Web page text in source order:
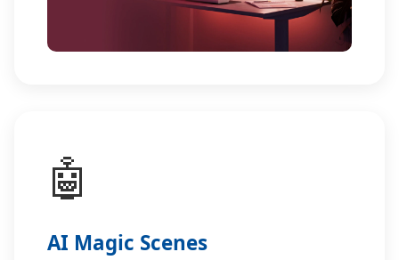
🤖
AI Magic Scenes